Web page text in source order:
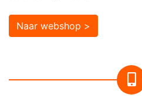
Naar webshop >